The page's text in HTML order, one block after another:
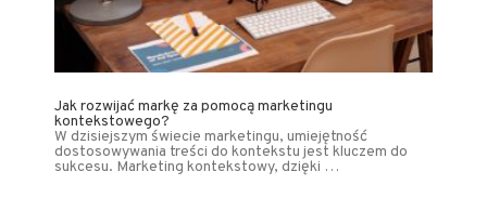
Jak rozwijać markę za pomocą marketingu
kontekstowego?
W dzisiejszym świecie marketingu, umiejętność
dostosowywania treści do kontekstu jest kluczem do
sukcesu. Marketing kontekstowy, dzięki …